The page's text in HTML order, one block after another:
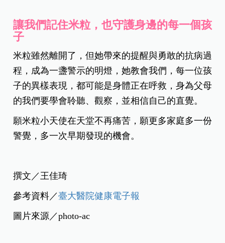
讓我們記住米粒，也守護身邊的每一個孩
子
米粒雖然離開了，但她帶來的提醒與勇敢的抗病過
程，成為一盞警示的明燈，她教會我們，每一位孩
子的異樣表現，都可能是身體正在呼救，身為父母
的我們要學會聆聽、觀察，並相信自己的直覺。
願米粒小天使在天堂不再痛苦，願更多家庭多一份
警覺，多一次早期發現的機會。
撰文／王佳琦
參考資料／臺大醫院健康電子報
圖片來源／photo-ac